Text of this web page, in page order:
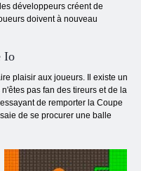
développeurs créent de
doivent à nouveau
Io
plaisir aux joueurs. Il existe un
pas fan des tireurs et de la
de remporter la Coupe
de se procurer une balle